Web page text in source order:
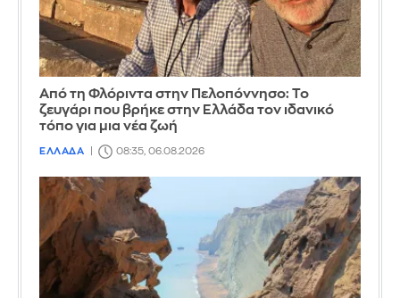
Από τη Φλόριντα στην Πελοπόννησο: Το
ζευγάρι που βρήκε στην Ελλάδα τον ιδανικό
τόπο για μια νέα ζωή
ΕΛΛΑΔΑ 08:35, 06.08.2026